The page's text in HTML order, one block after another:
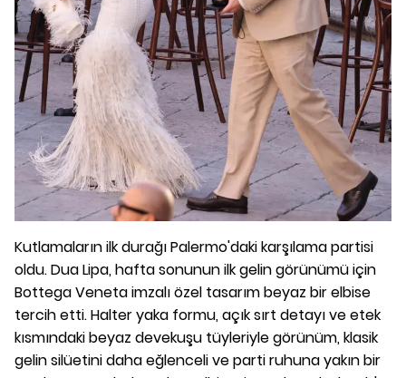
Kutlamaların ilk durağı Palermo'daki karşılama partisi
oldu. Dua Lipa, hafta sonunun ilk gelin görünümü için
Bottega Veneta imzalı özel tasarım beyaz bir elbise
tercih etti. Halter yaka formu, açık sırt detayı ve etek
kısmındaki beyaz devekuşu tüyleriyle görünüm, klasik
gelin silüetini daha eğlenceli ve parti ruhuna yakın bir